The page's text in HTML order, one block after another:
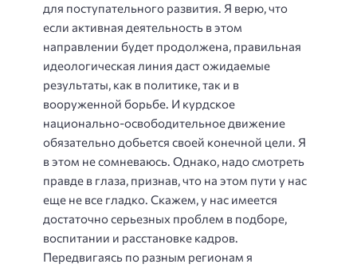
для поступательного развития. Я верю, что
если активная деятельность в этом
направлении будет продолжена, правильная
идеологическая линия даст ожидаемые
результаты, как в политике, так и в
вооруженной борьбе. И курдское
национально-освободительное движение
обязательно добьется своей конечной цели. Я
в этом не сомневаюсь. Однако, надо смотреть
правде в глаза, признав, что на этом пути у нас
еще не все гладко. Скажем, у нас имеется
достаточно серьезных проблем в подборе,
воспитании и расстановке кадров.
Передвигаясь по разным регионам я